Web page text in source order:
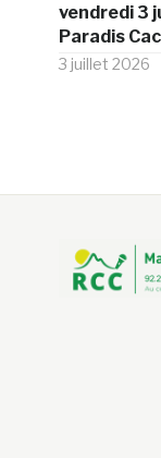
vendredi 3
Paradis
3 juillet 2026